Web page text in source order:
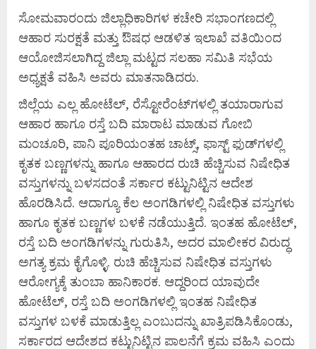
ಸೋಮವಾರಂದು ಜಿಲ್ಲಾಧಿಕಾರಿಗಳ ಕಚೇರಿ ಸಭಾಂಗಣದಲ್ಲಿ
ಆಹಾರ ಸುರಕ್ಷತೆ ಮತ್ತು ಔಷಧ ಆಡಳಿತ ಇಲಾಖೆ ವತಿಯಿಂದ
ಆಯೋಜಿಸಲಾಗಿದ್ದ ಜಿಲ್ಲಾ ಮಟ್ಟದ ಸಲಹಾ ಸಮಿತಿ ಸಭೆಯ
ಅಧ್ಯಕ್ಷತೆ ವಹಿಸಿ ಅವರು ಮಾತನಾಡಿದರು.
ಜಿಲ್ಲೆಯ ಎಲ್ಲ ಹೋಟೆಲ್, ರೆಸ್ಟೋರೆಂಟ್‌ಗಳಲ್ಲಿ ತಯಾರಾಗುವ
ಆಹಾರ ಹಾಗೂ ರಸ್ತೆ ಬದಿ ಮಾರಾಟ ಮಾಡುವ ಗೋಬಿ
ಮಂಚೂರಿ, ಪಾನಿ ಪೂರಿಯಂತಹ ಚಾಟ್ಸ್, ಫಾಸ್ಟ್ ಫುಡ್‌ಗಳಲ್ಲಿ
ಕೃತಕ ಬಣ್ಣಗಳನ್ನು ಹಾಗೂ ಆಹಾರದ ರುಚಿ ಹೆಚ್ಚಿಸುವ ನಿಷೇಧಿತ
ವಸ್ತುಗಳನ್ನು ಬಳಸದಂತೆ ಸರ್ಕಾರ ಕಟ್ಟುನಿಟ್ಟಿನ ಆದೇಶ
ಹೊರಡಿಸಿದೆ. ಆದಾಗ್ಯೂ ಕೆಲ ಅಂಗಡಿಗಳಲ್ಲಿ ನಿಷೇಧಿತ ವಸ್ತುಗಳು
ಹಾಗೂ ಕೃತಕ ಬಣ್ಣಗಳ ಬಳಕೆ ನಡೆಯುತ್ತಿದೆ. ಇಂತಹ ಹೋಟೆಲ್,
ರಸ್ತೆ ಬದಿ ಅಂಗಡಿಗಳನ್ನು ಗುರುತಿಸಿ, ಅದರ ಮಾಲೀಕರ ವಿರುದ್ಧ
ಅಗತ್ಯ ಕ್ರಮ ಕೈಗೊಳ್ಳಿ. ರುಚಿ ಹೆಚ್ಚಿಸುವ ನಿಷೇಧಿತ ವಸ್ತುಗಳು
ಆರೋಗ್ಯಕ್ಕೆ ತುಂಬಾ ಹಾನಿಕಾರಕ. ಆದ್ದರಿಂದ ಯಾವುದೇ
ಹೋಟೆಲ್, ರಸ್ತೆ ಬದಿ ಅಂಗಡಿಗಳಲ್ಲಿ ಇಂತಹ ನಿಷೇಧಿತ
ವಸ್ತುಗಳ ಬಳಕೆ ಮಾಡುತ್ತಿಲ್ಲ ಎಂಬುದನ್ನು ಖಾತ್ರಿಪಡಿಸಿಕೊಂಡು,
ಸರ್ಕಾರದ ಆದೇಶದ ಕಟ್ಟುನಿಟ್ಟಿನ ಪಾಲನೆಗೆ ಕ್ರಮ ವಹಿಸಿ ಎಂದು